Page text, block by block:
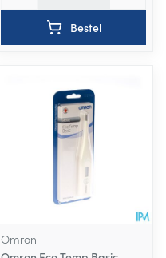
Bestel
Omron